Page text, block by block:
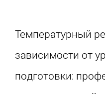
Температурный
зависимости от
подготовки: